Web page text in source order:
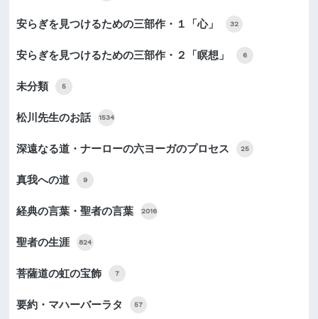
安らぎを見つけるための三部作・１「心」 32
安らぎを見つけるための三部作・２「瞑想」 6
未分類 5
松川先生のお話 1534
深遠なる道・ナーローの六ヨーガのプロセス 25
真我への道 9
経典の言葉・聖者の言葉 2016
聖者の生涯 824
菩薩道の虹の宝飾 7
要約・マハーバーラタ 57